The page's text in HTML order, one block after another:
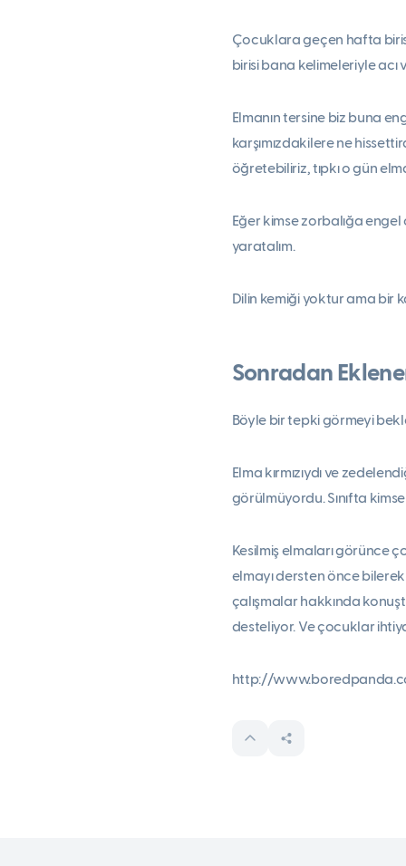
Çocuklara geçen hafta
birisi bana kelimeleriyle acı
Elmanın tersine biz buna
karşımızdakilere ne
öğretebiliriz, tıpkı o gün
Eğer kimse zorbalığa
yaratalım.
Dilin kemiği yoktur ama bir
Sonradan
Böyle bir tepki görmeyi
Elma kırmızıydı ve
görülmüyordu. Sınıfta
Kesilmiş elmaları görünce
elmayı dersten önce
çalışmalar hakkında
desteliyor. Ve çocuklar
http://